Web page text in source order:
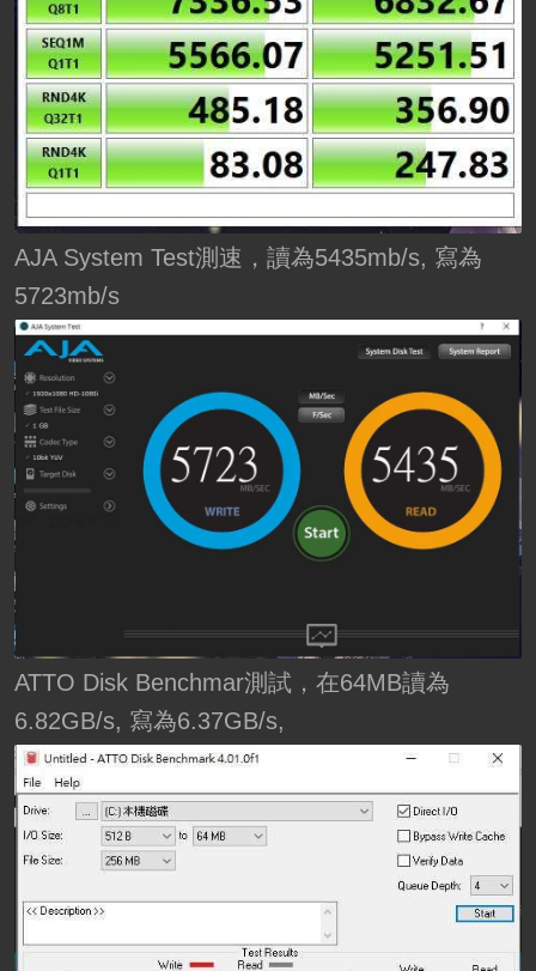
AJA System Test測速，讀為5435mb/s, 寫為
5723mb/s
ATTO Disk Benchmar測試，在64MB讀為
6.82GB/s, 寫為6.37GB/s,